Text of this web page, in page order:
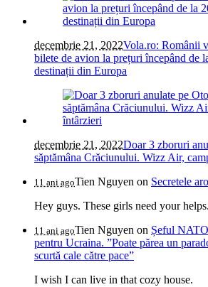
decembrie 21, 2022Vola.ro: Românii
bilete de avion la prețuri începând de
destinații din Europa
decembrie 21, 2022Doar 3 zboruri
săptămâna Crăciunului. Wizz Air,
11 ani agoTien Nguyen on Secretele
Hey guys. These girls need your
11 ani agoTien Nguyen on Șeful
pentru Ucraina. ”Poate părea un
scurtă cale către pace”
I wish I can live in that cozy house.